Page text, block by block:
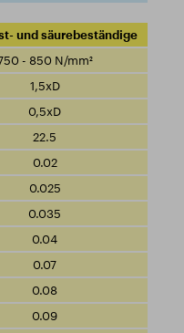
und säurebeständige
- 850 N/mm²
1,5xD
0,5xD
22.5
0.02
0.025
0.035
0.04
0.07
0.08
0.09